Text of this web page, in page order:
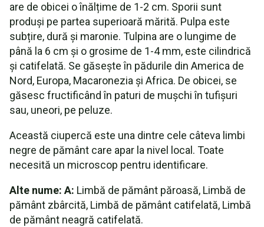
are de obicei o înălțime de 1-2 cm. Sporii sunt
produși pe partea superioară mărită. Pulpa este
subțire, dură și maronie. Tulpina are o lungime de
până la 6 cm și o grosime de 1-4 mm, este cilindrică
și catifelată. Se găsește în pădurile din America de
Nord, Europa, Macaronezia și Africa. De obicei, se
găsesc fructificând în paturi de mușchi în tufișuri
sau, uneori, pe peluze.
Această ciupercă este una dintre cele câteva limbi
negre de pământ care apar la nivel local. Toate
necesită un microscop pentru identificare.
Alte nume: A: Limbă de pământ păroasă, Limbă de
pământ zbârcită, Limbă de pământ catifelată, Limbă
de pământ neagră catifelată.